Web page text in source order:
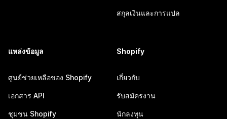
สกุลเงินและการแปล
แหล่งข้อมูล
ศูนย์ช่วยเหลือของ Shopify
เอกสาร API
ชุมชน Shopify
Shopify
เกี่ยวกับ
รับสมัครงาน
นักลงทุน